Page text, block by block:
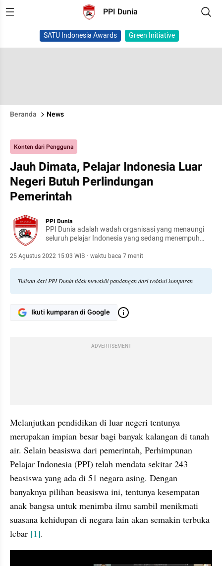
PPI Dunia
SATU Indonesia Awards Green Initiative
Beranda News
Konten dari Pengguna
Jauh Dimata, Pelajar Indonesia Luar
Negeri Butuh Perlindungan
Pemerintah
PPI Dunia
PPI Dunia adalah wadah organisasi yang menaungi
seluruh pelajar Indonesia yang sedang menempuh
25 Agustus 2022 15:03 WIB · waktu baca 7 menit
Tulisan dari PPI Dunia tidak mewakili pandangan dari redaksi kumparan
Ikuti kumparan di Google
ADVERTISEMENT
Melanjutkan pendidikan di luar negeri tentunya
merupakan impian besar bagi banyak kalangan di tanah
air. Selain beasiswa dari pemerintah, Perhimpunan
Pelajar Indonesia (PPI) telah mendata sekitar 243
beasiswa yang ada di 51 negara asing. Dengan
banyaknya pilihan beasiswa ini, tentunya kesempatan
anak bangsa untuk menimba ilmu sambil menikmati
suasana kehidupan di negara lain akan semakin terbuka
lebar [1].